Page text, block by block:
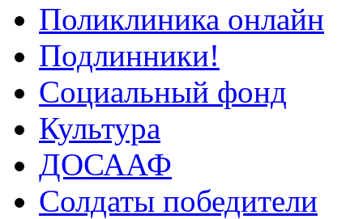
Поликлиника онлайн
Подлинники!
Социальный фонд
Культура
ДОСААФ
Солдаты победители